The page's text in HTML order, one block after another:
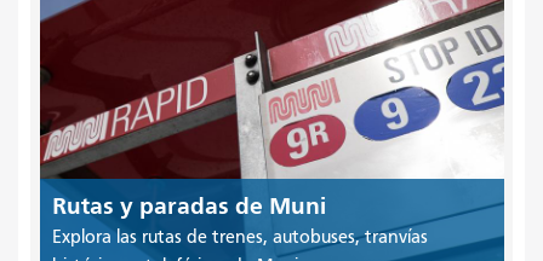
Rutas y paradas de Muni
Explora las rutas de trenes, autobuses, tranvías